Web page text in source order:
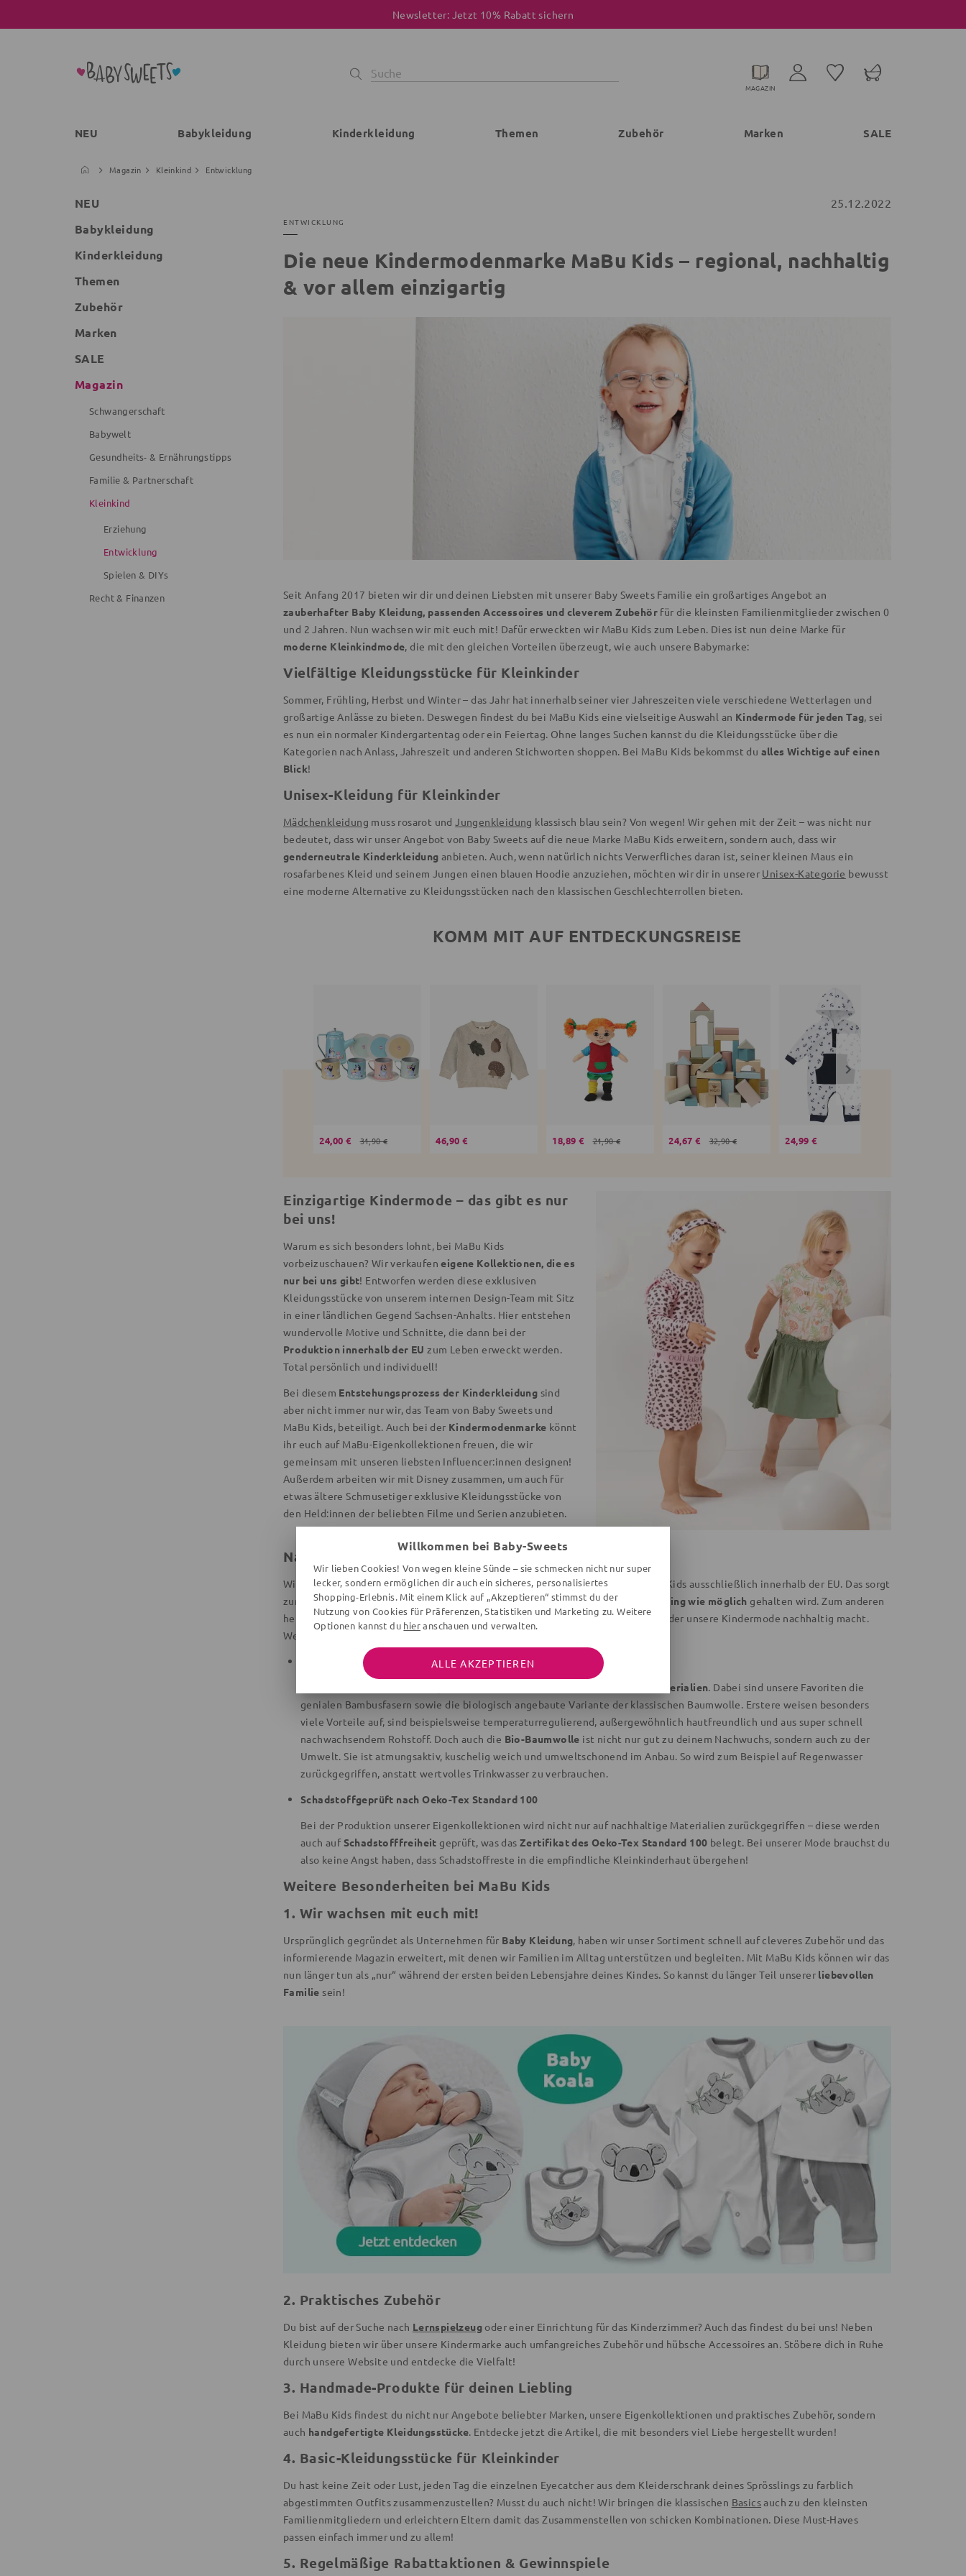
Newsletter: Jetzt 10% Rabatt sichern
MAGAZIN
NEU Babykleidung Kinderkleidung Themen Zubehör Marken SALE
Magazin Kleinkind Entwicklung
NEU
Babykleidung
Kinderkleidung
Themen
Zubehör
Marken
SALE
Magazin
Schwangerschaft
Babywelt
Gesundheits- & Ernährungstipps
Familie & Partnerschaft
Kleinkind
Erziehung
Entwicklung
Spielen & DIYs
Recht & Finanzen
25.12.2022
ENTWICKLUNG
Die neue Kindermodenmarke MaBu Kids – regional, nachhaltig
& vor allem einzigartig
Seit Anfang 2017 bieten wir dir und deinen Liebsten mit unserer Baby Sweets Familie ein großartiges Angebot an
zauberhafter Baby Kleidung, passenden Accessoires und cleverem Zubehör für die kleinsten Familienmitglieder zwischen 0
und 2 Jahren. Nun wachsen wir mit euch mit! Dafür erweckten wir MaBu Kids zum Leben. Dies ist nun deine Marke für
moderne Kleinkindmode, die mit den gleichen Vorteilen überzeugt, wie auch unsere Babymarke:
Vielfältige Kleidungsstücke für Kleinkinder
Sommer, Frühling, Herbst und Winter – das Jahr hat innerhalb seiner vier Jahreszeiten viele verschiedene Wetterlagen und
großartige Anlässe zu bieten. Deswegen findest du bei MaBu Kids eine vielseitige Auswahl an Kindermode für jeden Tag, sei
es nun ein normaler Kindergartentag oder ein Feiertag. Ohne langes Suchen kannst du die Kleidungsstücke über die
Kategorien nach Anlass, Jahreszeit und anderen Stichworten shoppen. Bei MaBu Kids bekommst du alles Wichtige auf einen
Blick!
Unisex-Kleidung für Kleinkinder
Mädchenkleidung muss rosarot undJungenkleidung klassisch blau sein? Von wegen! Wir gehen mit der Zeit – was nicht nur
bedeutet, dass wir unser Angebot von Baby Sweets auf die neue Marke MaBu Kids erweitern, sondern auch, dass wir
genderneutrale Kinderkleidung anbieten. Auch, wenn natürlich nichts Verwerfliches daran ist, seiner kleinen Maus ein
rosafarbenes Kleid und seinem Jungen einen blauen Hoodie anzuziehen, möchten wir dir in unserer Unisex-Kategorie bewusst
eine moderne Alternative zu Kleidungsstücken nach den klassischen Geschlechterrollen bieten.
KOMM MIT AUF ENTDECKUNGSREISE
24,00 € 31,90 € 46,90 € 18,89 € 21,90 € 24,67 € 32,90 € 24,99 €
Einzigartige Kindermode – das gibt es nur
bei uns!
Warum es sich besonders lohnt, bei MaBu Kids
vorbeizuschauen? Wir verkaufeneigene Kollektionen, die es
nur bei uns gibt! Entworfen werden diese exklusiven
Kleidungsstücke von unserem internen Design-Team mit Sitz
in einer ländlichen Gegend Sachsen-Anhalts. Hier entstehen
wundervolle Motive und Schnitte, die dann bei der
Produktion innerhalb der EU zum Leben erweckt werden.
Total persönlich und individuell!
Bei diesem Entstehungsprozess der Kinderkleidung sind
aber nicht immer nur wir, das Team von Baby Sweets und
MaBu Kids, beteiligt. Auch bei der Kindermodenmarke könnt
ihr euch auf MaBu-Eigenkollektionen freuen, die wir
gemeinsam mit unseren liebsten Influencer:innen designen!
Außerdem arbeiten wir mit Disney zusammen, um auch für
etwas ältere Schmusetiger exklusive Kleidungsstücke von
den Held:innen der beliebten Filme und Serien anzubieten.
Nachhaltige Kleidung bei MaBu Kids
Wie bereits erwähnt, entstehen die Kleidungsstücke unserer Eigenmarke MaBu Kids ausschließlich innerhalb der EU. Das sorgt
zum einen dafür, dass bei geringeren Transportstrecken derCO2-Ausstoß so gering wie möglich gehalten wird. Zum anderen
herrschen dort gute Arbeitsbedingungen. Das ist aber nicht der einzige Aspekt, der unsere Kindermode nachhaltig macht.
Weitere Vorteile sind:
Stoffe aus Bio-Baumwolle und Bambusfasern
nachhaltige Materialien. Dabei sind unsere Favoriten die
genialen Bambusfasern sowie die biologisch angebaute Variante der klassischen Baumwolle. Erstere weisen besonders
viele Vorteile auf, sind beispielsweise temperaturregulierend, außergewöhnlich hautfreundlich und aus super schnell
nachwachsendem Rohstoff. Doch auch die Bio-Baumwolle ist nicht nur gut zu deinem Nachwuchs, sondern auch zu der
Umwelt. Sie ist atmungsaktiv, kuschelig weich und umweltschonend im Anbau. So wird zum Beispiel auf Regenwasser
zurückgegriffen, anstatt wertvolles Trinkwasser zu verbrauchen.
Schadstoffgeprüft nach Oeko-Tex Standard 100
Bei der Produktion unserer Eigenkollektionen wird nicht nur auf nachhaltige Materialien zurückgegriffen – diese werden
auch auf Schadstofffreiheit geprüft, was dasZertifikat des Oeko-Tex Standard 100 belegt. Bei unserer Mode brauchst du
also keine Angst haben, dass Schadstoffreste in die empfindliche Kleinkinderhaut übergehen!
Weitere Besonderheiten bei MaBu Kids
1. Wir wachsen mit euch mit!
Ursprünglich gegründet als Unternehmen für Baby Kleidung, haben wir unser Sortiment schnell auf cleveres Zubehör und das
informierende Magazin erweitert, mit denen wir Familien im Alltag unterstützen und begleiten. Mit MaBu Kids können wir das
nun länger tun als „nur“ während der ersten beiden Lebensjahre deines Kindes. So kannst du länger Teil unserer liebevollen
Familie sein!
2. Praktisches Zubehör
Du bist auf der Suche nach Lernspielzeug oder einer Einrichtung für das Kinderzimmer? Auch das findest du bei uns! Neben
Kleidung bieten wir über unsere Kindermarke auch umfangreiches Zubehör und hübsche Accessoires an. Stöbere dich in Ruhe
durch unsere Website und entdecke die Vielfalt!
3. Handmade-Produkte für deinen Liebling
Bei MaBu Kids findest du nicht nur Angebote beliebter Marken, unsere Eigenkollektionen und praktisches Zubehör, sondern
auch handgefertigte Kleidungsstücke. Entdecke jetzt die Artikel, die mit besonders viel Liebe hergestellt wurden!
4. Basic-Kleidungsstücke für Kleinkinder
Du hast keine Zeit oder Lust, jeden Tag die einzelnen Eyecatcher aus dem Kleiderschrank deines Sprösslings zu farblich
abgestimmten Outfits zusammenzustellen? Musst du auch nicht! Wir bringen die klassischen Basicsauch zu den kleinsten
Familienmitgliedern und erleichtern Eltern damit das Zusammenstellen von schicken Kombinationen. Diese Must-Haves
passen einfach immer und zu allem!
5. Regelmäßige Rabattaktionen & Gewinnspiele
Willkommen bei Baby-Sweets
Wir lieben Cookies! Von wegen kleine Sünde – sie schmecken nicht nur super
lecker, sondern ermöglichen dir auch ein sicheres, personalisiertes
Shopping-Erlebnis. Mit einem Klick auf „Akzeptieren“ stimmst du der
Nutzung von Cookies für Präferenzen, Statistiken und Marketing zu. Weitere
Optionen kannst du hieranschauen und verwalten.
ALLE AKZEPTIEREN